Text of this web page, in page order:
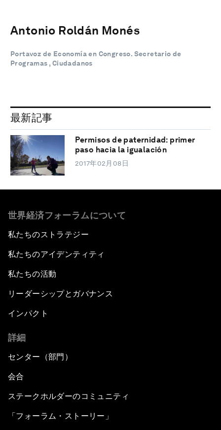
Antonio Roldán Monés
Portavoz de Economía en Congreso. Secretario de
Programas , Ciudadanos
最新記事
Permisos de paternidad: primer
paso hacia la igualación
2017年02月08日
世界経済フォーラムについて
私たちのストラテジー
私たちのアイデンティティ
私たちの活動
リーダーシップとガバナンス
インパクト
詳細
センター（部門）
会合
ステークホルダーのコミュニティ
「フォーラム・ストーリー」